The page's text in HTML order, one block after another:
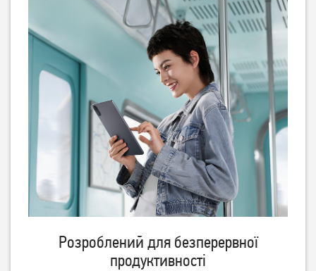
12 939грн
Планшет Blackview Active 8
Pro 8/256GB LTE Black
(Global) (No Adapter)
15 269грн
грн
Планшет Blackview Active 8
Pro 8/256GB LTE Black
(Global)
15 089грн
12 939
Розроблений для безперервної
продуктивності